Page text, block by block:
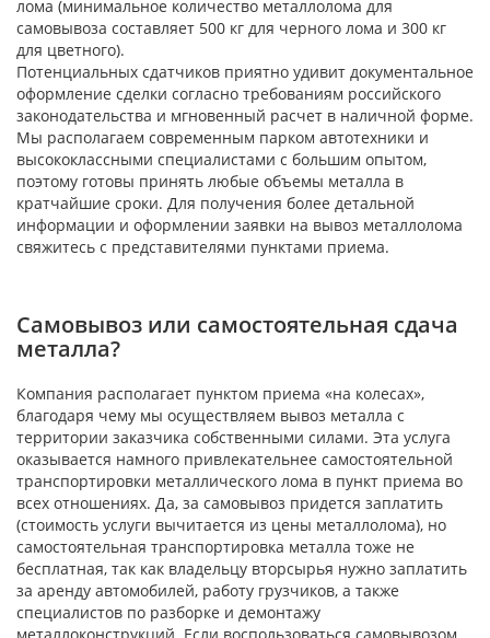
лома (минимальное количество металлолома для
самовывоза составляет 500 кг для черного лома и 300 кг
для цветного).
Потенциальных сдатчиков приятно удивит документальное
оформление сделки согласно требованиям российского
законодательства и мгновенный расчет в наличной форме.
Мы располагаем современным парком автотехники и
высококлассными специалистами с большим опытом,
поэтому готовы принять любые объемы металла в
кратчайшие сроки. Для получения более детальной
информации и оформлении заявки на вывоз металлолома
свяжитесь с представителями пунктами приема.
Самовывоз или самостоятельная сдача
металла?
Компания располагает пунктом приема «на колесах»,
благодаря чему мы осуществляем вывоз металла с
территории заказчика собственными силами. Эта услуга
оказывается намного привлекательнее самостоятельной
транспортировки металлического лома в пункт приема во
всех отношениях. Да, за самовывоз придется заплатить
(стоимость услуги вычитается из цены металлолома), но
самостоятельная транспортировка металла тоже не
бесплатная, так как владельцу вторсырья нужно заплатить
за аренду автомобилей, работу грузчиков, а также
специалистов по разборке и демонтажу
металлоконструкций. Если воспользоваться самовывозом,